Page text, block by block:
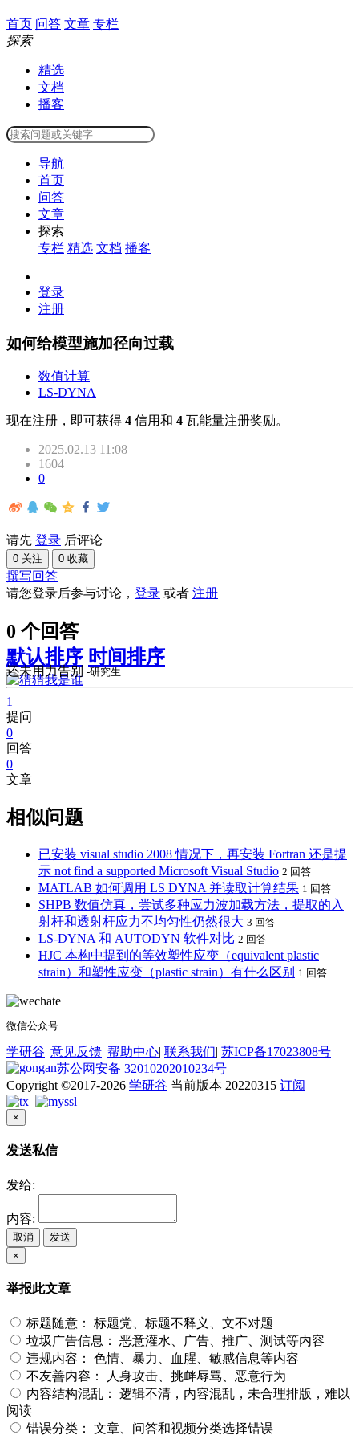
首页 问答 文章 专栏
探索
精选
文档
播客
导航
首页
问答
文章
探索
专栏 精选 文档 播客
登录
注册
如何给模型施加径向过载
数值计算
LS-DYNA
现在注册，即可获得 4 信用和 4 瓦能量注册奖励。
2025.02.13 11:08
1604
0
请先 登录 后评论
0 关注 0 收藏
撰写回答
请您登录后参与讨论， 登录 或者 注册
0 个回答
默认排序 时间排序
还未用力告别 -研究生
1
提问
0
回答
0
文章
相似问题
已安装 visual studio 2008 情况下，再安装 Fortran 还是提
示 not find a supported Microsoft Visual Studio 2 回答
MATLAB 如何调用 LS DYNA 并读取计算结果 1 回答
SHPB 数值仿真，尝试多种应力波加载方法，提取的入
射杆和透射杆应力不均匀性仍然很大 3 回答
LS-DYNA 和 AUTODYN 软件对比 2 回答
HJC 本构中提到的等效塑性应变（equivalent plastic
strain）和塑性应变（plastic strain）有什么区别 1 回答
微信公众号
学研谷| 意见反馈| 帮助中心| 联系我们| 苏ICP备17023808号
苏公网安备 32010202010234号
Copyright ©2017-2026 学研谷 当前版本 20220315 订阅
×
发送私信
发给:
内容:
取消
发送
×
举报此文章
标题随意： 标题党、标题不释义、文不对题
垃圾广告信息： 恶意灌水、广告、推广、测试等内容
违规内容： 色情、暴力、血腥、敏感信息等内容
不友善内容：
人身攻击、挑衅辱骂、恶意行为
内容结构混乱： 逻辑不清，内容混乱，未合理排版，难以
阅读
错误分类： 文章、问答和视频分类选择错误